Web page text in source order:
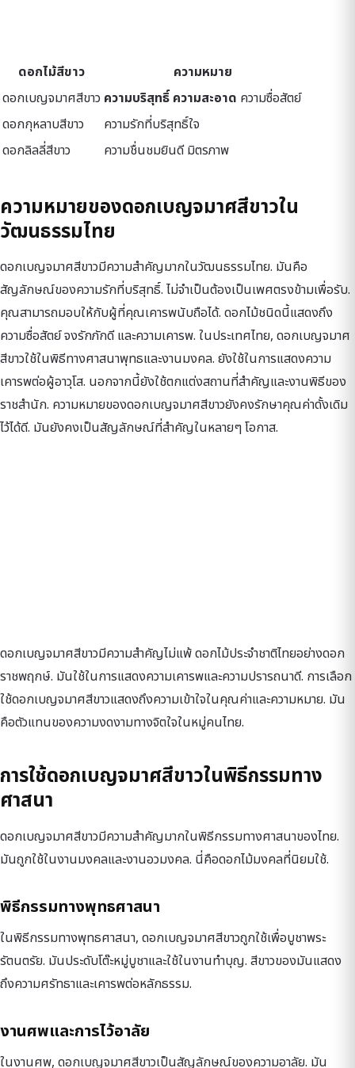
ดอกไม้สีขาว
ความหมาย
ดอกเบญจมาศสีขาว ความบริสุทธิ์ ความสะอาด ความซื่อสัตย์
ดอกกุหลาบสีขาว
ความรักที่บริสุทธิ์ใจ
ดอกลิลลี่สีขาว
ความชื่นชมยินดี มิตรภาพ
ความหมายของดอกเบญจมาศสีขาวใน
วัฒนธรรมไทย
ดอกเบญจมาศสีขาวมีความสำคัญมากในวัฒนธรรมไทย. มันคือ
สัญลักษณ์ของความรักที่บริสุทธิ์. ไม่จำเป็นต้องเป็นเพศตรงข้ามเพื่อรับ.
คุณสามารถมอบให้กับผู้ที่คุณเคารพนับถือได้. ดอกไม้ชนิดนี้แสดงถึง
ความซื่อสัตย์ จงรักภักดี และความเคารพ. ในประเทศไทย, ดอกเบญจมาศ
สีขาวใช้ในพิธีทางศาสนาพุทธและงานมงคล. ยังใช้ในการแสดงความ
เคารพต่อผู้อาวุโส. นอกจากนี้ยังใช้ตกแต่งสถานที่สำคัญและงานพิธีของ
ราชสำนัก. ความหมายของดอกเบญจมาศสีขาวยังคงรักษาคุณค่าดั้งเดิม
ไว้ได้ดี. มันยังคงเป็นสัญลักษณ์ที่สำคัญในหลายๆ โอกาส.
ดอกเบญจมาศสีขาวมีความสำคัญไม่แพ้ ดอกไม้ประจำชาติไทยอย่างดอก
ราชพฤกษ์. มันใช้ในการแสดงความเคารพและความปรารถนาดี. การเลือก
ใช้ดอกเบญจมาศสีขาวแสดงถึงความเข้าใจในคุณค่าและความหมาย. มัน
คือตัวแทนของความงดงามทางจิตใจในหมู่คนไทย.
การใช้ดอกเบญจมาศสีขาวในพิธีกรรมทาง
ศาสนา
ดอกเบญจมาศสีขาวมีความสำคัญมากในพิธีกรรมทางศาสนาของไทย.
มันถูกใช้ในงานมงคลและงานอวมงคล. นี่คือดอกไม้มงคลที่นิยมใช้.
พิธีกรรมทางพุทธศาสนา
ในพิธีกรรมทางพุทธศาสนา, ดอกเบญจมาศสีขาวถูกใช้เพื่อบูชาพระ
รัตนตรัย. มันประดับโต๊ะหมู่บูชาและใช้ในงานทำบุญ. สีขาวของมันแสดง
ถึงความศรัทธาและเคารพต่อหลักธรรม.
งานศพและการไว้อาลัย
ในงานศพ, ดอกเบญจมาศสีขาวเป็นสัญลักษณ์ของความอาลัย. มัน